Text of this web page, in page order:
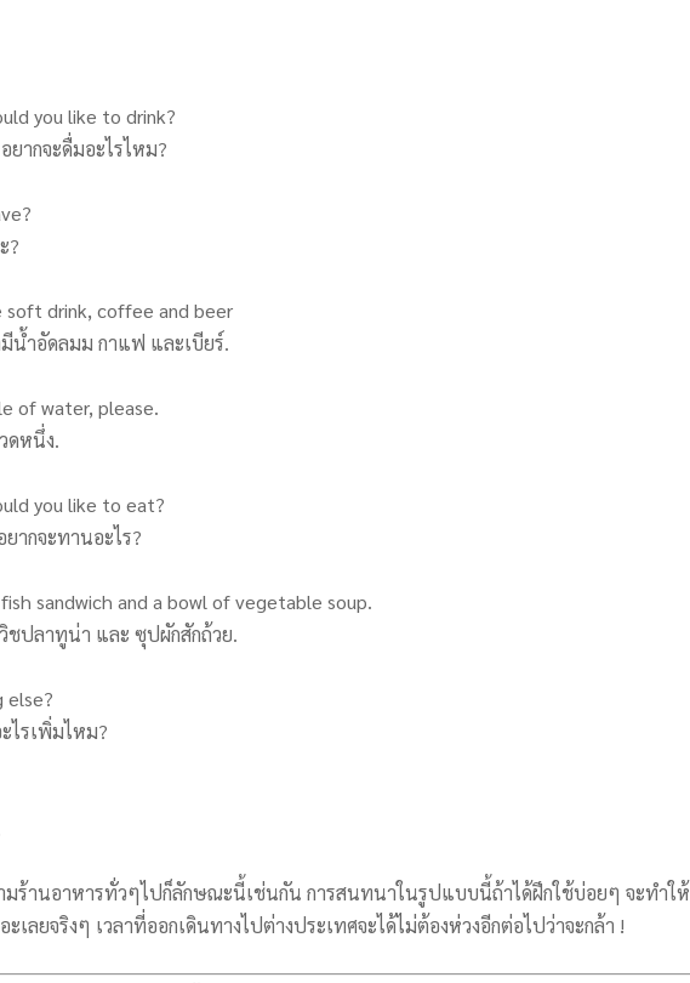
you like to drink?
ากจะดื่มอะไรไหม?
?
soft drink, coffee and beer
น้ำอัดลมม กาแฟ และเบียร์.
of water, please.
ดหนึ่ง.
you like to eat?
ากจะทานอะไร?
sandwich and a bowl of vegetable soup.
ชปลาทูน่า และ ซุปผักสักถ้วย.
else?
ไรเพิ่มไหม?
มร้านอาหารทั่วๆไปก็ลักษณะนี้เช่นกัน การสนทนาในรูปแบบนี้ถ้าได้ฝึกใช้บ่อยๆ จะทำให้
เลยจริงๆ เวลาที่ออกเดินทางไปต่างประเทศจะได้ไม่ต้องห่วงอีกต่อไปว่าจะกล้า !